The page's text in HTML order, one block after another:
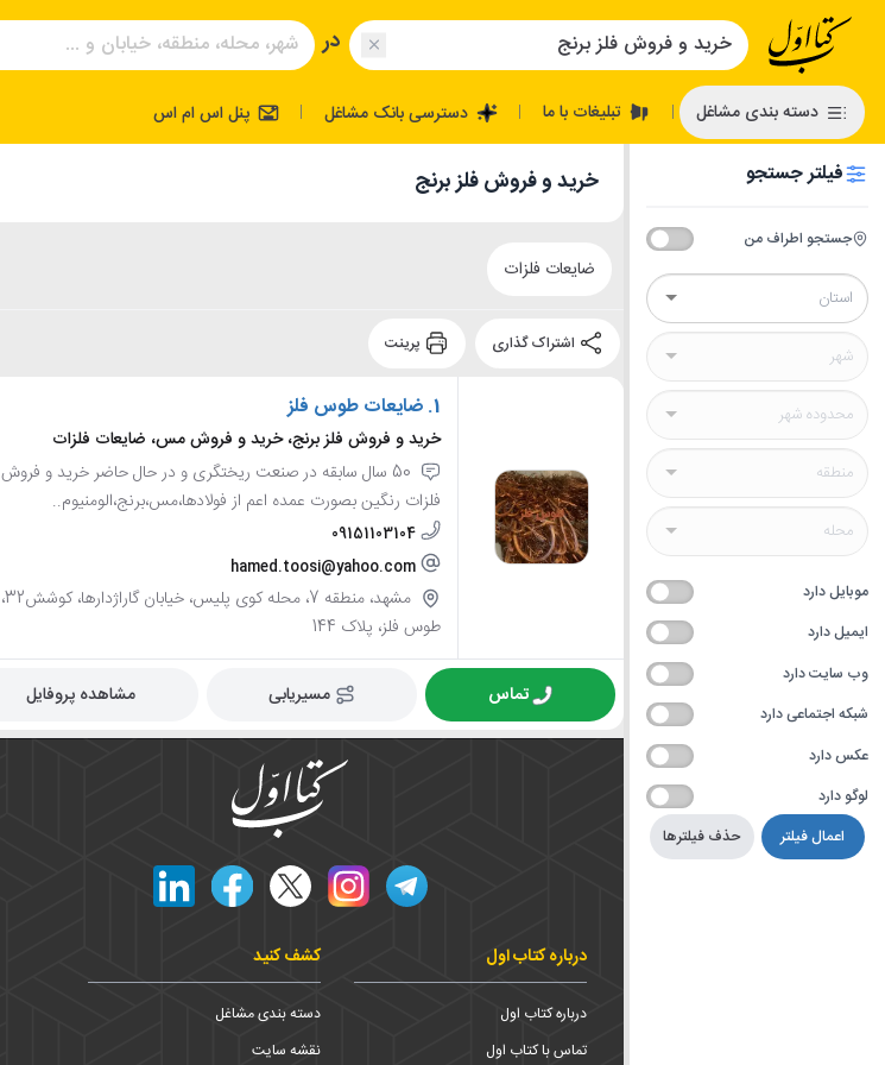
در
دسته بندی مشاغل | تبلیغات با ما | دسترسی بانک مشاغل | پنل اس ام اس
فیلتر جستجو
جستجو اطراف من
موبایل دارد
ایمیل دارد
وب سایت دارد
شبکه اجتماعی دارد
عکس دارد
لوگو دارد
حذف فیلترها
اعمال فیلتر
خرید و فروش فلز برنج
ضایعات فلزات
1. ضایعات طوس فلز
خرید و فروش فلز برنج، خرید و فروش مس، ضایعات فلزات
50 سال سابقه در صنعت ریختگری و در حال حاضر خرید و فروش
فلزات رنگین بصورت عمده اعم از فولادها،مس،برنج،الومنیوم..
09151103104
hamed.toosi@yahoo.com
مشهد، منطقه 7، محله کوی پلیس، خیابان گاراژدارها، کوشش32،
طوس فلز، پلاک 144
تماس مسیریابی مشاهده پروفایل
درباره کتاب اول
درباره کتاب اول
تماس با کتاب اول
کشف کنید
دسته بندی مشاغل
نقشه سایت